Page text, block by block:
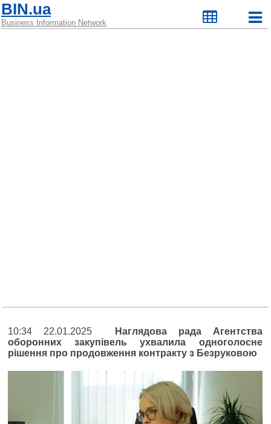
BIN.ua
Business Information Network
10:34 22.01.2025
Наглядова рада Агентства
оборонних закупівель ухвалила одноголосне
рішення про продовження контракту з Безруковою